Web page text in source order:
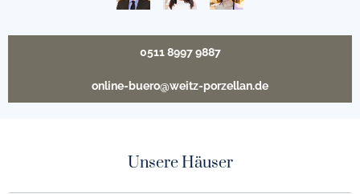
0511 8997 9887
online-buero@weitz-porzellan.de
Unsere Häuser